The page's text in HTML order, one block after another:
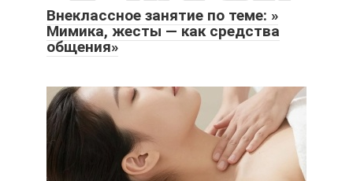
Внеклассное занятие по теме: »
Мимика, жесты — как средства
общения»